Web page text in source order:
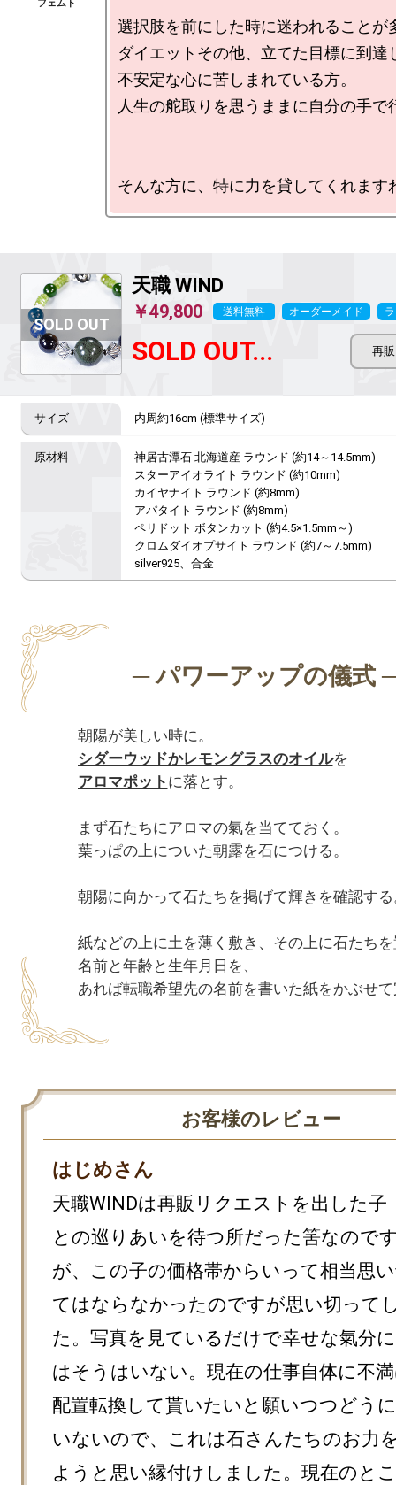
選択肢を前にした時に迷われることが
ダイエットその他、立てた目標に到達
不安定な心に苦しまれている方。
人生の舵取りを思うままに自分の手で
天職 WIND
￥49,800 送料無料 オーダーメイド
SOLD OUT...
内周約16cm (標準サイズ)
神居古潭石 北海道産 ラウンド (約14～14.5mm)
スターアイオライト ラウンド (約10mm)
カイヤナイト ラウンド (約8mm)
アパタイト ラウンド (約8mm)
ペリドット ボタンカット (約4.5×1.5mm～)
クロムダイオプサイト ラウンド (約7～7.5mm)
silver925、合金
シダーウッドかレモングラスのオイル
アロマポット に落とす。
まず石たちにアロマの氣を当てておく。
葉っぱの上についた朝露を石につける。
朝陽に向かって石たちを掲げて輝きを確認する
紙などの上に土を薄く敷き、その上に石たち
名前と年齢と生年月日を、
お客様のレビュー
はじめさん
天職WINDは再販リクエストを出した子
との巡りあいを待つ所だった筈なので
が、この子の価格帯からいって相当思
てはならなかったのですが思い切って
た。写真を見ているだけで幸せな氣分
はそうはいない。現在の仕事自体に不
配置転換して貰いたいと願いつつどう
いないので、これは石さんたちのお力
ようと思い縁付けしました。現在のと